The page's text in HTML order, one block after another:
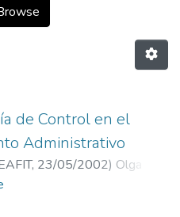
Núm. 01 (2002)
de Control en el
Administrativo
, 23/05/2002) Olga